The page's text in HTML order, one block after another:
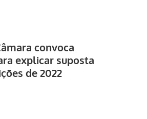
convoca
explicar suposta
de 2022